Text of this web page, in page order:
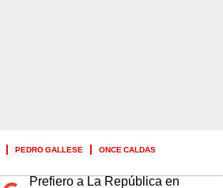
PEDRO GALLESE ONCE CALDAS
Prefiero a La República en